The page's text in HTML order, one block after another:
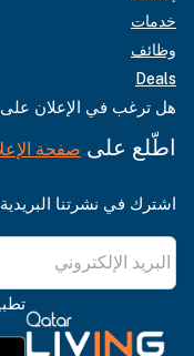
خدمات
وظائف
Deals
هل ترغب في الإعلان
اطّلع على صفحة
اشترك في نشرتنا